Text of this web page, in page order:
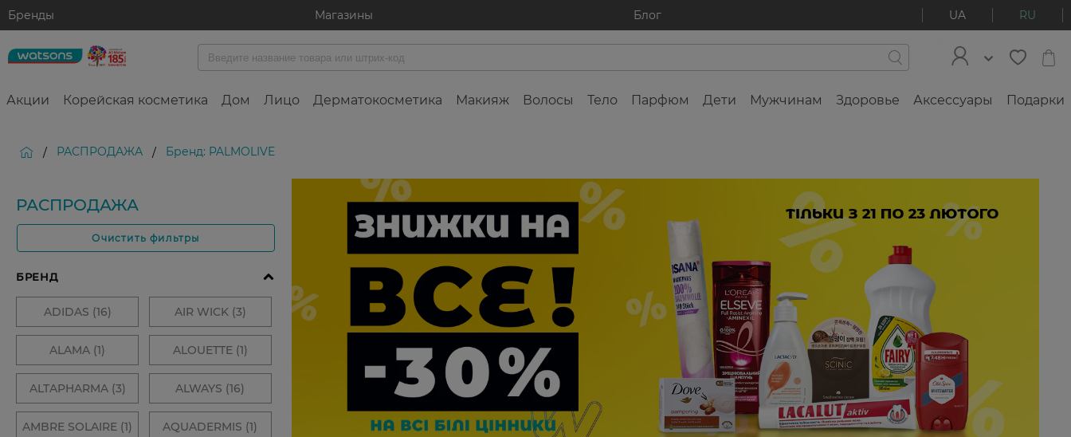
Бренды Магазины Блог UA RU
Акции Корейская косметика Дом Лицо Дерматокосметика Макияж Волосы Тело Парфюм Дети Мужчинам Здоровье Аксессуары Подарки
/ РАСПРОДАЖА / Бренд: PALMOLIVE
РАСПРОДАЖА
Очистить фильтры